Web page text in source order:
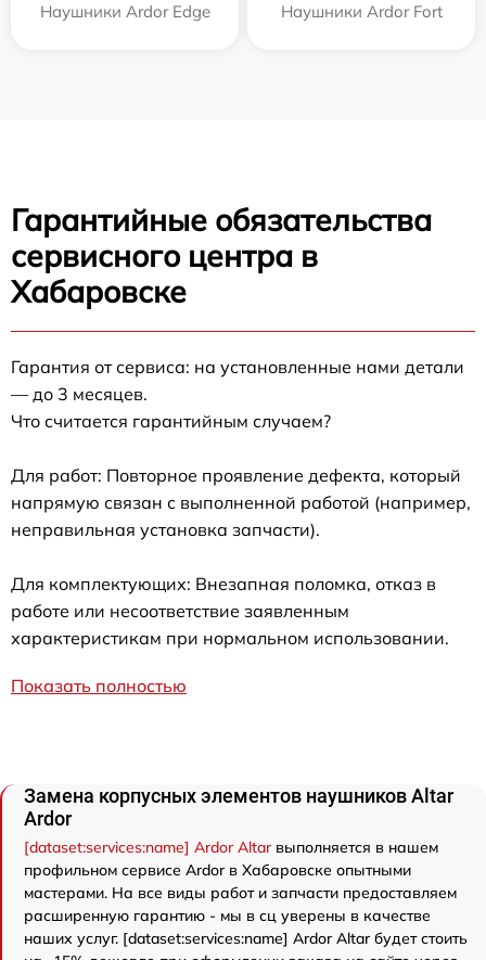
Наушники Ardor Edge Наушники Ardor Fort
Гарантийные обязательства
сервисного центра в
Хабаровске
Гарантия от сервиса: на установленные нами детали
— до 3 месяцев.
Что считается гарантийным случаем?
Для работ: Повторное проявление дефекта, который
напрямую связан с выполненной работой (например,
неправильная установка запчасти).
Для комплектующих: Внезапная поломка, отказ в
работе или несоответствие заявленным
характеристикам при нормальном использовании.
Показать полностью
Замена корпусных элементов наушников Аltar
Ardor
[dataset:services:name] Ardor Аltarвыполняется в нашем
профильном сервисе Ardor в Хабаровске опытными
мастерами. На все виды работ и запчасти предоставляем
расширенную гарантию - мы в сц уверены в качестве
наших услуг. [dataset:services:name] Ardor Аltar будет стоить